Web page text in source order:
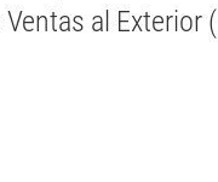
al Exterior